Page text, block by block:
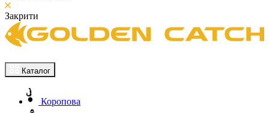
Закрити
Каталог
Коропова